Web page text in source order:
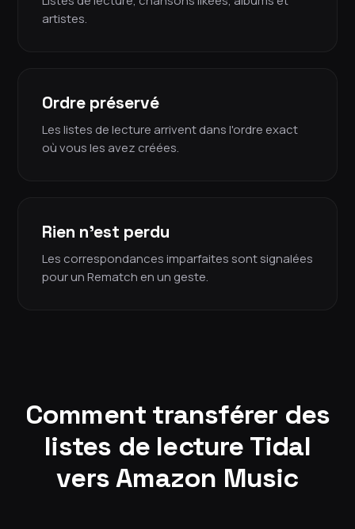
artistes.
Ordre préservé
Les listes de lecture arrivent dans l'ordre exact
où vous les avez créées.
Rien n'est perdu
Les correspondances imparfaites sont signalées
pour un Rematch en un geste.
Comment transférer des
listes de lecture Tidal
vers Amazon Music